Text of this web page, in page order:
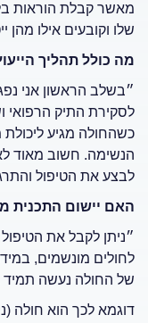
מאשר קבלת הוראות
שלו וקובעים אילו מהן
מה כולל תהליך
״בשלב הראשון אני
לסקירת התיק הרפואי
כשהחולה מגיע
הנשימה. חשוב מאוד
לבצע את הטיפול
האם יישום התכנית
״ניתן לקבל את
לחולים מונשמים,
של החולה נעשה תמיד
דוגמא לכך הוא חולה